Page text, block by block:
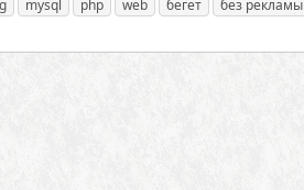
mysql php web бегет без рекламы